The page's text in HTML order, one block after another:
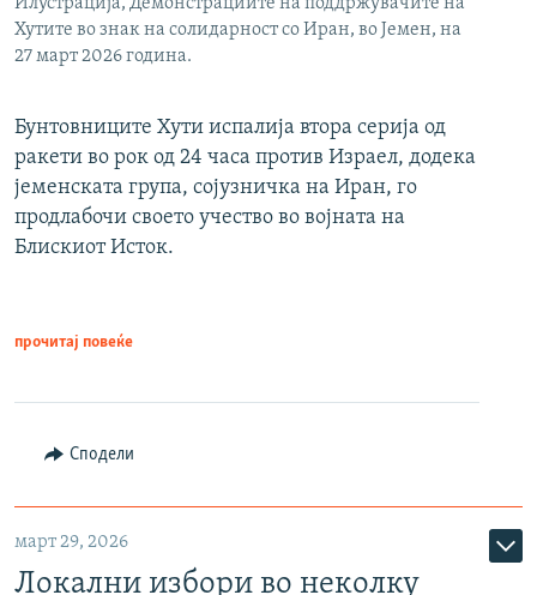
Хутите во знак на солидарност со Иран, во Јемен, на
27 март 2026 година.
Бунтовниците Хути испалија втора серија од
ракети во рок од 24 часа против Израел, додека
јеменската група, сојузничка на Иран, го
продлабочи своето учество во војната на
Блискиот Исток.
прочитај повеќе
Сподели
март 29, 2026
Локални избори во неколку